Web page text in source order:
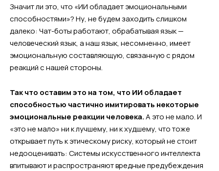
Значит ли это, что «ИИ обладает эмоциональными
способностями»? Ну, не будем заходить слишком
далеко: Чат-боты работают, обрабатывая язык —
человеческий язык, а наш язык, несомненно, имеет
эмоциональную составляющую, связанную с рядом
реакций с нашей стороны.
Так что оставим это на том, что ИИ обладает
способностью частично имитировать некоторые
эмоциональные реакции человека.А это не мало. И
«это не мало» ни к лучшему, ни к худшему, что тоже
открывает путь к этическому риску, который не стоит
недооценивать: Системы искусственного интеллекта
впитывают и распространяют вредные предубеждения